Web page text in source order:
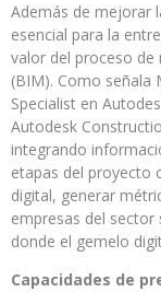
Además de mejorar
esencial para la
valor del proceso
(BIM). Como señala
Specialist en
Autodesk
integrando
etapas del proyecto
digital, generar
empresas del sector
donde el gemelo
Capacidades de